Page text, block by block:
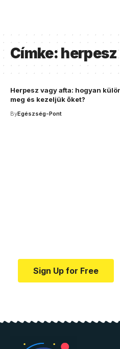
Címke: herpesz
Herpesz vagy afta: hogyan
meg és kezeljük őket?
ByEgészség-Pont
Sign Up for Free